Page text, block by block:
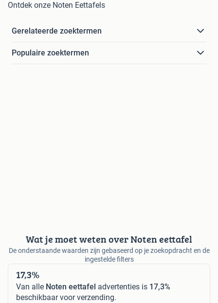
Ontdek onze Noten Eettafels
Gerelateerde zoektermen
Populaire zoektermen
Wat je moet weten over Noten eettafel
De onderstaande waarden zijn gebaseerd op je zoekopdracht en de
ingestelde filters
17,3%
Van alle Noten eettafel advertenties is 17,3%
beschikbaar voor verzending.